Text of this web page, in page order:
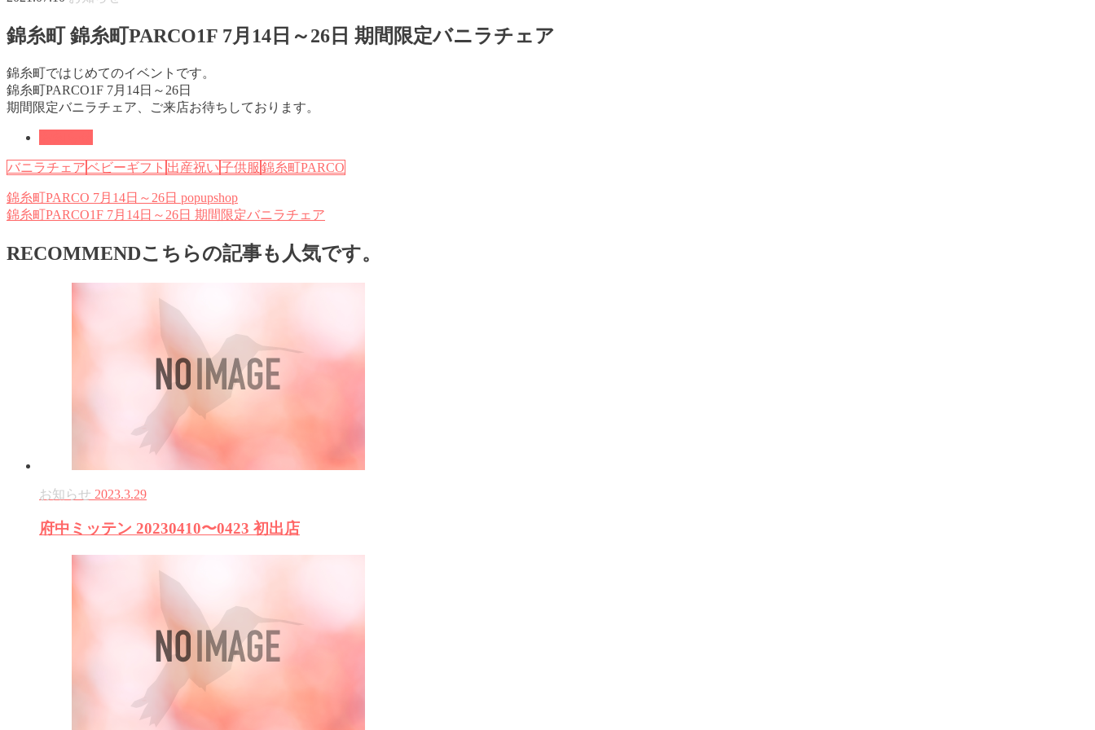
錦糸町 錦糸町PARCO1F 7月14日～26日 期間限定バニラチェア
錦糸町ではじめてのイベントです。
錦糸町PARCO1F 7月14日～26日
期間限定バニラチェア、ご来店お待ちしております。
バニラチェアベビーギフト 出産祝い子供服 錦糸町PARCO
錦糸町PARCO 7月14日～26日 popupshop
錦糸町PARCO1F 7月14日～26日 期間限定バニラチェア
RECOMMENDこちらの記事も人気です。
お知らせ 2023.3.29
府中ミッテン 20230410〜0423 初出店